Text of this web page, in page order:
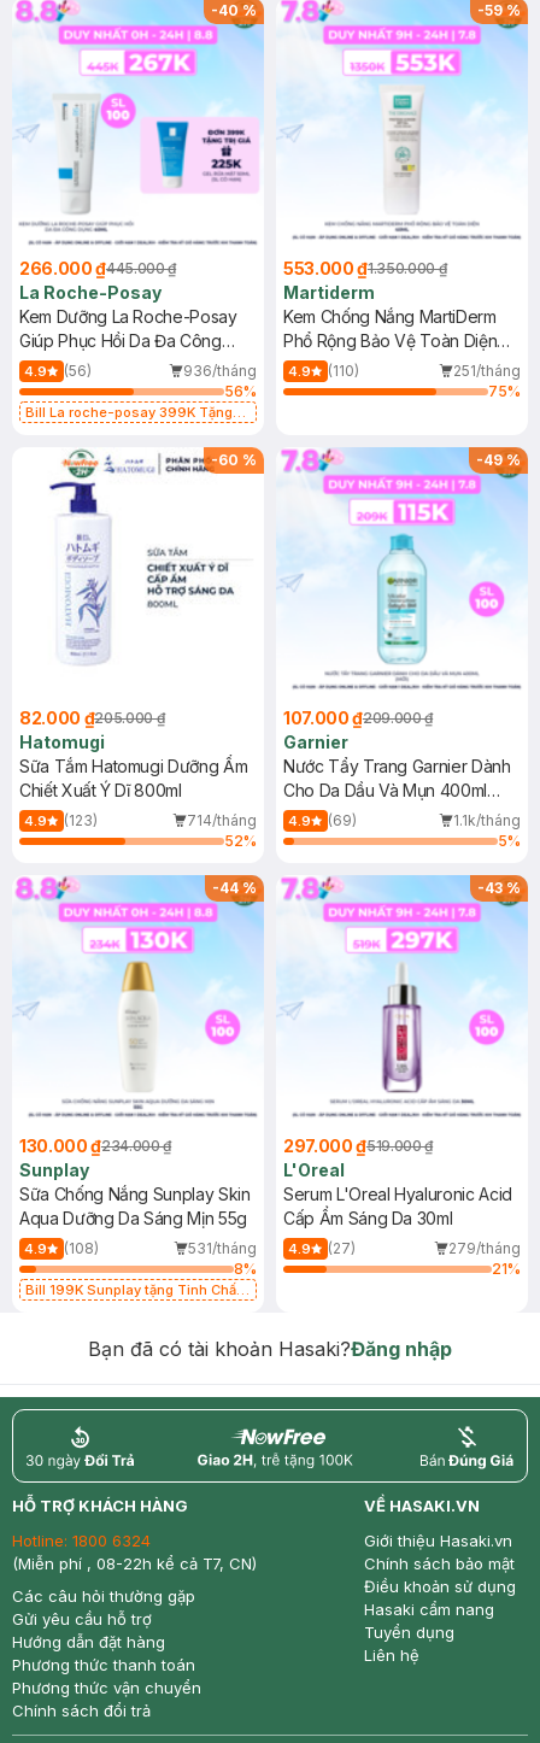
-40%
266.000 ₫445.000 ₫
La Roche-Posay
Kem Dưỡng La Roche-Posay
Giúp Phục Hồi Da Đa Công
Dụng 40ml
4.9 (56)
936/tháng
56%
Bill La roche-posay 399K Tặng
(SL có hạn)
-59%
553.000 ₫1.350.000 ₫
Martiderm
Kem Chống Nắng MartiDerm
Phổ Rộng Bảo Vệ Toàn Diện
40ml
4.9 (110)
251/tháng
75%
-60 %
82.000 ₫205.000 ₫
Hatomugi
Sữa Tắm Hatomugi Dưỡng Ẩm
Chiết Xuất Ý Dĩ 800ml
4.9 (123)
714/tháng
52%
-49%
107.000 ₫209.000 ₫
Garnier
Nước Tẩy Trang Garnier Dành
Cho Da Dầu Và Mụn 400ml
(Mới)
4.9 (69)
1.1k/tháng
5%
-44%
130.000 ₫234.000 ₫
Sunplay
Sữa Chống Nắng Sunplay Skin
Aqua Dưỡng Da Sáng Mịn 55g
4.9 (108)
531/tháng
8%
Bill 199K Sunplay tặng Tinh Chất
-43%
297.000 ₫519.000 ₫
L'Oreal
Serum L'Oreal Hyaluronic Acid
Cấp Ẩm Sáng Da 30ml
4.9 (27)
279/tháng
21%
Bạn đã có tài khoản Hasaki?Đăng nhập
return nowfree price
HỖ TRỢ KHÁCH HÀNG
Hotline: 1800 6324
(Miễn phí , 08-22h kể cả T7, CN)
Các câu hỏi thường gặp
Gửi yêu cầu hỗ trợ
Hướng dẫn đặt hàng
Phương thức thanh toán
Phương thức vận chuyển
Chính sách đổi trả
VỀ HASAKI.VN
Giới thiệu Hasaki.vn
Chính sách bảo mật
Điều khoản sử dụng
Hasaki cẩm nang
Tuyển dụng
Liên hệ